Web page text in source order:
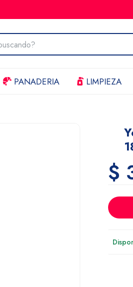
PANADERIA LIMPIEZA
$